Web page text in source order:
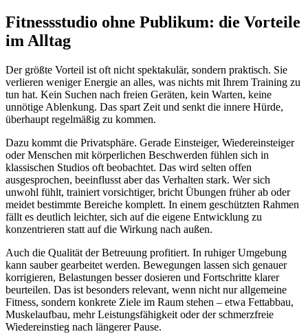
Fitnessstudio ohne Publikum: die Vorteile
im Alltag
Der größte Vorteil ist oft nicht spektakulär, sondern praktisch. Sie
verlieren weniger Energie an alles, was nichts mit Ihrem Training zu
tun hat. Kein Suchen nach freien Geräten, kein Warten, keine
unnötige Ablenkung. Das spart Zeit und senkt die innere Hürde,
überhaupt regelmäßig zu kommen.
Dazu kommt die Privatsphäre. Gerade Einsteiger, Wiedereinsteiger
oder Menschen mit körperlichen Beschwerden fühlen sich in
klassischen Studios oft beobachtet. Das wird selten offen
ausgesprochen, beeinflusst aber das Verhalten stark. Wer sich
unwohl fühlt, trainiert vorsichtiger, bricht Übungen früher ab oder
meidet bestimmte Bereiche komplett. In einem geschützten Rahmen
fällt es deutlich leichter, sich auf die eigene Entwicklung zu
konzentrieren statt auf die Wirkung nach außen.
Auch die Qualität der Betreuung profitiert. In ruhiger Umgebung
kann sauber gearbeitet werden. Bewegungen lassen sich genauer
korrigieren, Belastungen besser dosieren und Fortschritte klarer
beurteilen. Das ist besonders relevant, wenn nicht nur allgemeine
Fitness, sondern konkrete Ziele im Raum stehen – etwa Fettabbau,
Muskelaufbau, mehr Leistungsfähigkeit oder der schmerzfreie
Wiedereinstieg nach längerer Pause.